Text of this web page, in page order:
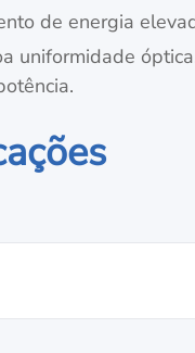
de energia
uniformidade